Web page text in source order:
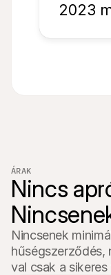
2023
ÁRAK
Nincs
Nincsenek
hűségszerződés,
val csak a